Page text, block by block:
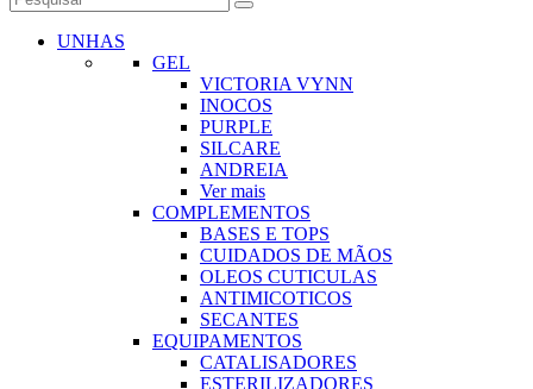
UNHAS
GEL
VICTORIA VYNN
INOCOS
PURPLE
SILCARE
ANDREIA
Ver mais
COMPLEMENTOS
BASES E TOPS
CUIDADOS DE MÃOS
OLEOS CUTICULAS
ANTIMICOTICOS
SECANTES
EQUIPAMENTOS
CATALISADORES
ESTERILIZADORES